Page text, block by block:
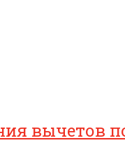
вычетов